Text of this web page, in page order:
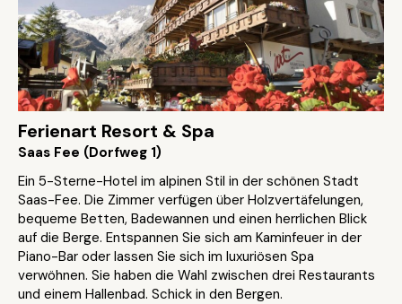
Ferienart Resort & Spa
Saas Fee (Dorfweg 1)
Ein 5-Sterne-Hotel im alpinen Stil in der schönen Stadt
Saas-Fee. Die Zimmer verfügen über Holzvertäfelungen,
bequeme Betten, Badewannen und einen herrlichen Blick
auf die Berge. Entspannen Sie sich am Kaminfeuer in der
Piano-Bar oder lassen Sie sich im luxuriösen Spa
verwöhnen. Sie haben die Wahl zwischen drei Restaurants
und einem Hallenbad. Schick in den Bergen.